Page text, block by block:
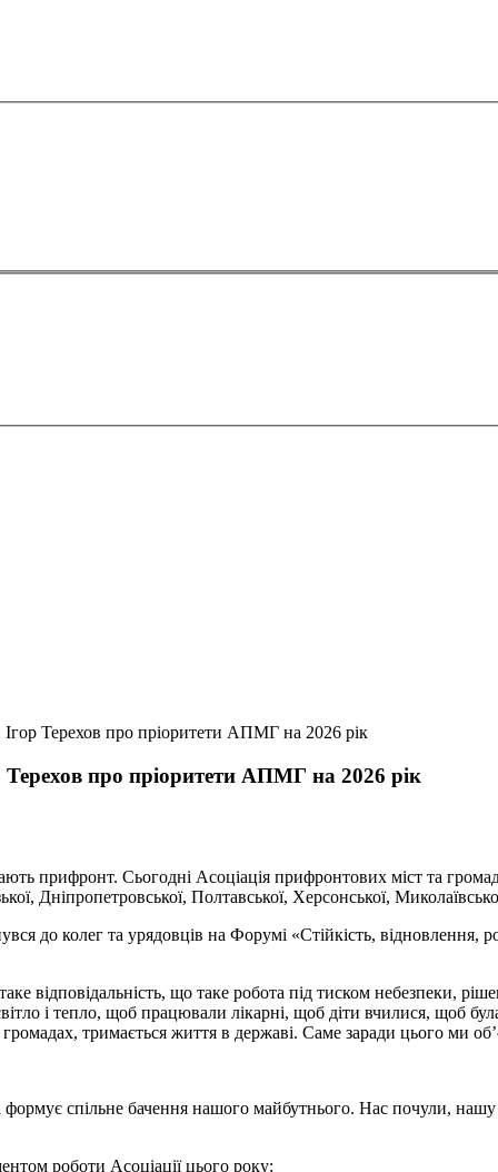
Терехов про пріоритети АПМГ на 2026 рік
про пріоритети АПМГ на 2026 рік
прифронт. Сьогодні Асоціація прифронтових міст та
Дніпропетровської, Полтавської, Херсонської,
до колег та урядовців на Форумі «Стійкість,
відповідальність, що таке робота під тиском небезпеки,
і тепло, щоб працювали лікарні, щоб діти вчилися, щоб
тримається життя в державі. Саме заради цього ми
формує спільне бачення нашого майбутнього. Нас почули,
роботи Асоціації цього року: